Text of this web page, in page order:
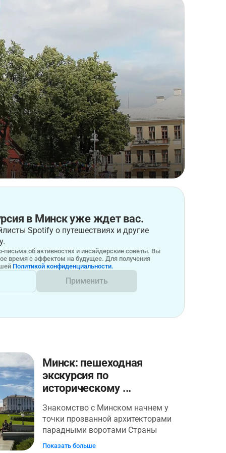
в Минск уже ждет вас.
Spotify о путешествиях и другие
об активностях и инсайдерские советы. Вы
время с эффектом на будущее. Для получения
Политикой конфиденциальности.
Применить
Минск: пешеходная
экскурсия по
историческому ...
Знакомство с Минском начнем у
точки прозванной архитекторами
парадными воротами Страны
Советов. Далее, исключив всякое
Показать больше